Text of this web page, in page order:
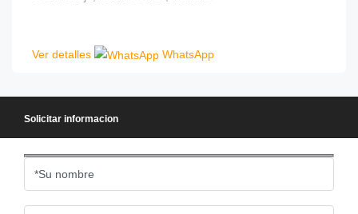
Ver detalles WhatsApp
Solicitar informacion